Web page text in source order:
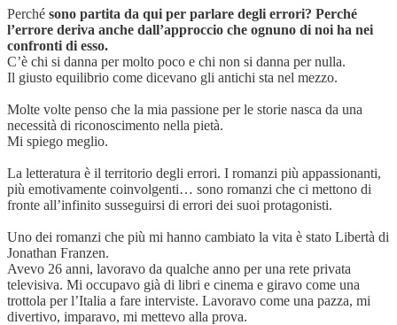
Perché sono partita da qui per parlare degli errori? Perché
l’errore deriva anche dall’approccio che ognuno di noi ha nei
confronti di esso.
C’è chi si danna per molto poco e chi non si danna per nulla.
Il giusto equilibrio come dicevano gli antichi sta nel mezzo.
Molte volte penso che la mia passione per le storie nasca da una
necessità di riconoscimento nella pietà.
Mi spiego meglio.
La letteratura è il territorio degli errori. I romanzi più appassionanti,
più emotivamente coinvolgenti… sono romanzi che ci mettono di
fronte all’infinito susseguirsi di errori dei suoi protagonisti.
Uno dei romanzi che più mi hanno cambiato la vita è stato Libertà di
Jonathan Franzen.
Avevo 26 anni, lavoravo da qualche anno per una rete privata
televisiva. Mi occupavo già di libri e cinema e giravo come una
trottola per l’Italia a fare interviste. Lavoravo come una pazza, mi
divertivo, imparavo, mi mettevo alla prova.